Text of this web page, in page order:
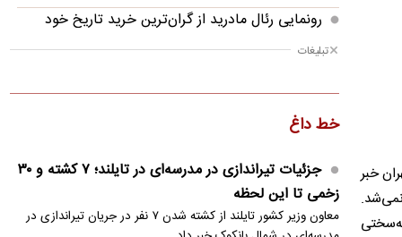
خبر
رونمایی رئال مادرید از گران‌ترین خرید تاریخ خود
لیونل مسی چگونه وارد باشگاه میلیاردها شد؟
تکلیف وینیسیوس جونیور مشخص شد
خروج هواپیماهای سوخت‌رسان آمریکا از اسرائیل
مذاکرات لبنان و اسرائیل به بن‌بست خورد
جزئیات گفت‌وگوی تلفنی بن سلمان و مکرون
تبلیغات
خط داغ
جزئیات تیراندازی در مدرسه‌ای در تایلند؛ ۷ کشته و ۳۰
زخمی تا این لحظه
معاون وزیر کشور تایلند از کشته شدن ۷ نفر در جریان تیراندازی در